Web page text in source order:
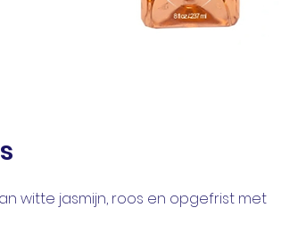
witte jasmijn, roos en opgefrist met